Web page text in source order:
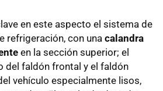
en este aspecto el sistema de
refrigeración, con una calandra
en la sección superior; el
del faldón frontal y el faldón
vehículo especialmente lisos,